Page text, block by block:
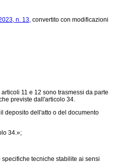
n. 13, convertito con modificazioni
11 e 12 sono trasmessi da parte
previste dall'articolo 34.
deposito dell'atto o del documento
34.»;
tecniche stabilite ai sensi